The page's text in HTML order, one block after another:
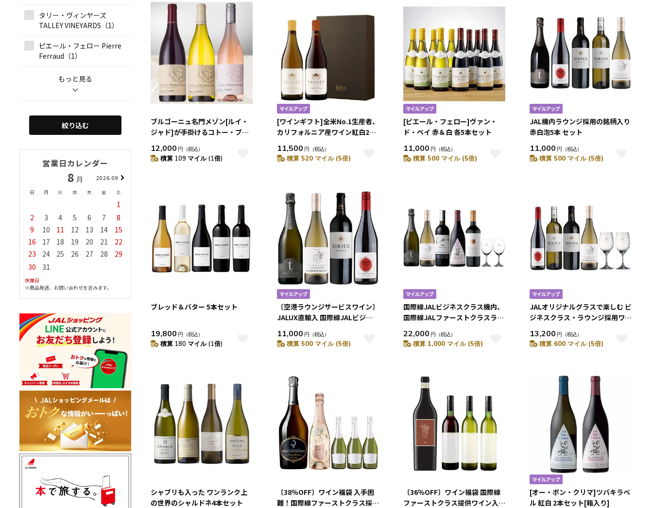
タリー・ヴィンヤーズ
TALLEY VINEYARDS（1）
ピエール・フェロー Pierre
Ferraud（1）
絞り込む
営業日カレンダー
8 月
2026.09
日
月 火 水 木 金 土
1
2
3 4 5 6 7
8
9
10 11 12 13 14
15
16
17 18 19 20 21
22
23
24 25 26 27 28
29
30
31
2 3
7 9 10 11
14 15 16 17 18
19
21 22 23 25
26
28 29 30
水 木 土
1
3
7 8
10
11
13 14 15 16
17
18
20 23
24
25
29 30 31
休業日
※商品発送、お問い合わせを含みます。
ブルゴーニュ名門メゾン[ルイ・
ジャド]が手掛けるコトー・ブル
12,000 円 （税込）
積算 109 マイル (1倍)
[ワインギフト]全米No.1生産者、
カリフォルニア産ワイン紅白2本
11,500 円 （税込）
積算 520 マイル (5倍)
[ピエール・フェロー]ヴァン・
ド・ペイ 赤＆白 各5本セット
11,000 円 （税込）
積算 500 マイル (5倍)
JAL機内ラウンジ採用の銘柄入り
赤白泡5本 セット
11,000 円 （税込）
積算 500 マイル (5倍)
ブレッド＆バター 5本セット
19,800 円 （税込）
積算 180 マイル (1倍)
〔空港ラウンジサービスワイン〕
JALUX直輸入 国際線JALビジネ
ラウンジ採用の銘柄入り赤白泡4
本セット
11,000 円 （税込）
積算 500 マイル (5倍)
国際線JALビジネスクラス機内、
国際線JALファーストクラスラウ
JALオリジナルワイングラス 2脚
セット
22,000 円 （税込）
積算 1,000 マイル (5倍)
JALオリジナルグラスで楽しむ ビ
ジネスクラス・ラウンジ採用ワイ
13,200 円 （税込）
積算 600 マイル (5倍)
シャブリも入った ワンランク上
の世界のシャルドネ4本セット
〔38％OFF〕ワイン福袋 入手困
難！国際線ファーストクラス採用
〔36％OFF〕ワイン福袋 国際線
ファーストクラス提供ワイン入
[オー・ボン・クリマ]ツバキラベ
ル 紅白 2本セット[箱入り]